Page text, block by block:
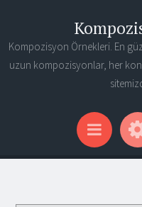
Kompozisyon Örnekleri. En
uzun kompozisyonlar, her
Menu